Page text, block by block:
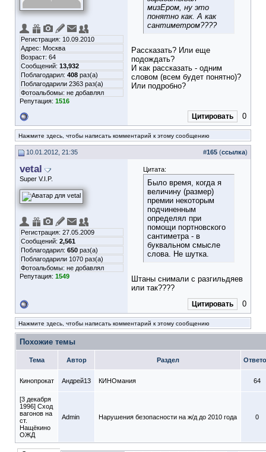
Регистрация: 10.09.2010
Адрес: Москва
Возраст: 64
Сообщений: 13,932
Поблагодарил: 408 раз(а)
Поблагодарили 2363 раз(а)
Фотоальбомы: не добавлял
Репутация: 1516
мизЕром, ну это
понятно как. А как
сантиметром????
Рассказать? Или еще
подождать?
И как рассказать - одним
словом (всем будет понятно)?
Или подробно?
Цитировать 0
Нажмите здесь, чтобы написать комментарий к этому сообщению
10.01.2012, 21:35 #165 (ссылка)
vetal
Super V.I.P.
Регистрация: 27.05.2009
Сообщений: 2,561
Поблагодарил: 650 раз(а)
Поблагодарили 1070 раз(а)
Фотоальбомы: не добавлял
Репутация: 1549
Цитата:
Было время, когда я
величину (размер)
премии некоторым
подчиненным
определял при
помощи портновского
сантиметра - в
буквальном смысле
слова. Не шутка.
Штаны снимали с разгильдяев
или так????
Цитировать 0
Нажмите здесь, чтобы написать комментарий к этому сообщению
Похожие темы
Тема Автор Раздел
Кинопрокат Андрей13 КИНОмания 64
[3 декабря
1996] Сход
вагонов на
ст.
Нащёкино
ОЖД
Admin Нарушения безопасности на ж/д до 2010 года 0